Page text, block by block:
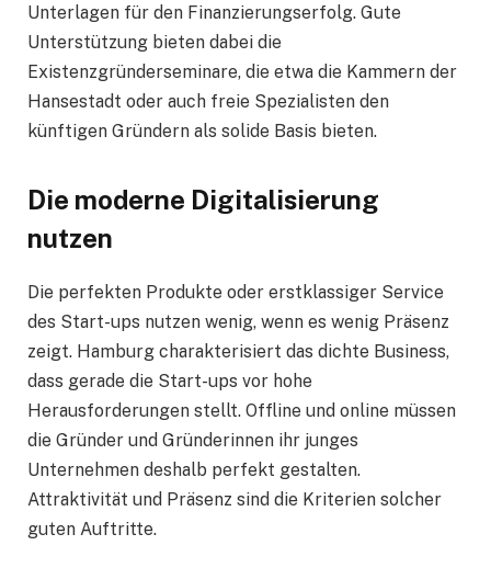
Unterlagen für den Finanzierungserfolg. Gute
Unterstützung bieten dabei die
Existenzgründerseminare, die etwa die Kammern der
Hansestadt oder auch freie Spezialisten den
künftigen Gründern als solide Basis bieten.
Die moderne Digitalisierung
nutzen
Die perfekten Produkte oder erstklassiger Service
des Start-ups nutzen wenig, wenn es wenig Präsenz
zeigt. Hamburg charakterisiert das dichte Business,
dass gerade die Start-ups vor hohe
Herausforderungen stellt. Offline und online müssen
die Gründer und Gründerinnen ihr junges
Unternehmen deshalb perfekt gestalten.
Attraktivität und Präsenz sind die Kriterien solcher
guten Auftritte.